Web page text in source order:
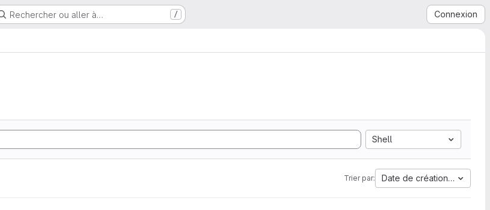
Rechercher ou aller à… / Connexion
Shell
Trier par: Date de création la plus